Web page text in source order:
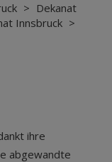
> Dekanat
Innsbruck >
ihre
abgewandte